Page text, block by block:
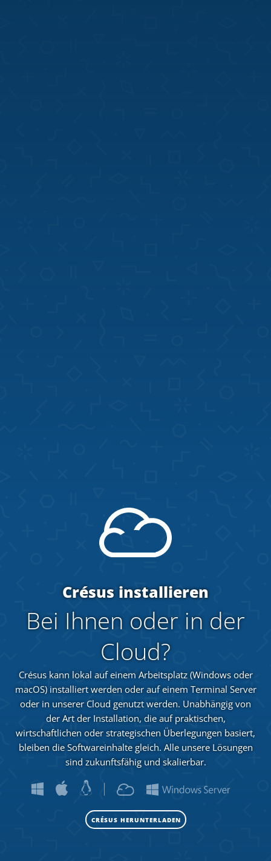
Crésus installieren
Bei Ihnen oder in der
Cloud?
Crésus kann lokal auf einem Arbeitsplatz (Windows oder
macOS) installiert werden oder auf einem Terminal Server
oder in unserer Cloud genutzt werden. Unabhängig von
der Art der Installation, die auf praktischen,
wirtschaftlichen oder strategischen Überlegungen basiert,
bleiben die Softwareinhalte gleich. Alle unsere Lösungen
sind zukunftsfähig und skalierbar.
CRÉSUS HERUNTERLADEN